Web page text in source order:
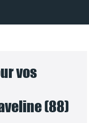
vos
(88)